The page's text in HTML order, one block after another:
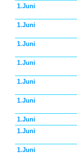
1.Juni
1.Juni
1.Juni
1.Juni
1.Juni
1.Juni
1.Juni
1.Juni
1.Juni